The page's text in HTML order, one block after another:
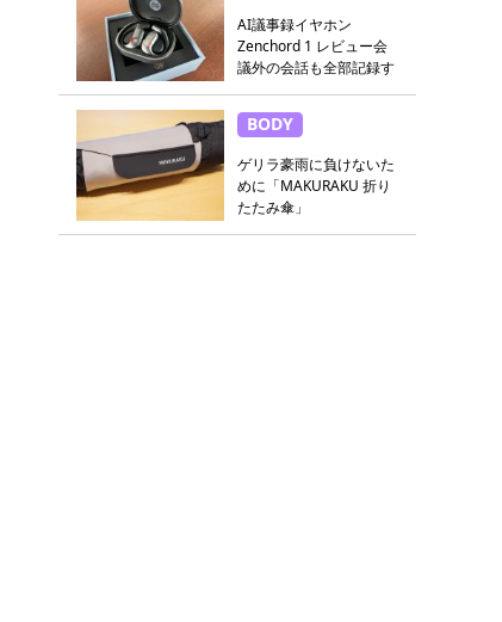
AI議事録イヤホン
Zenchord 1 レビュー会
議外の会話も全部記録す
BODY
ゲリラ豪雨に負けないた
めに「MAKURAKU 折り
たたみ傘」